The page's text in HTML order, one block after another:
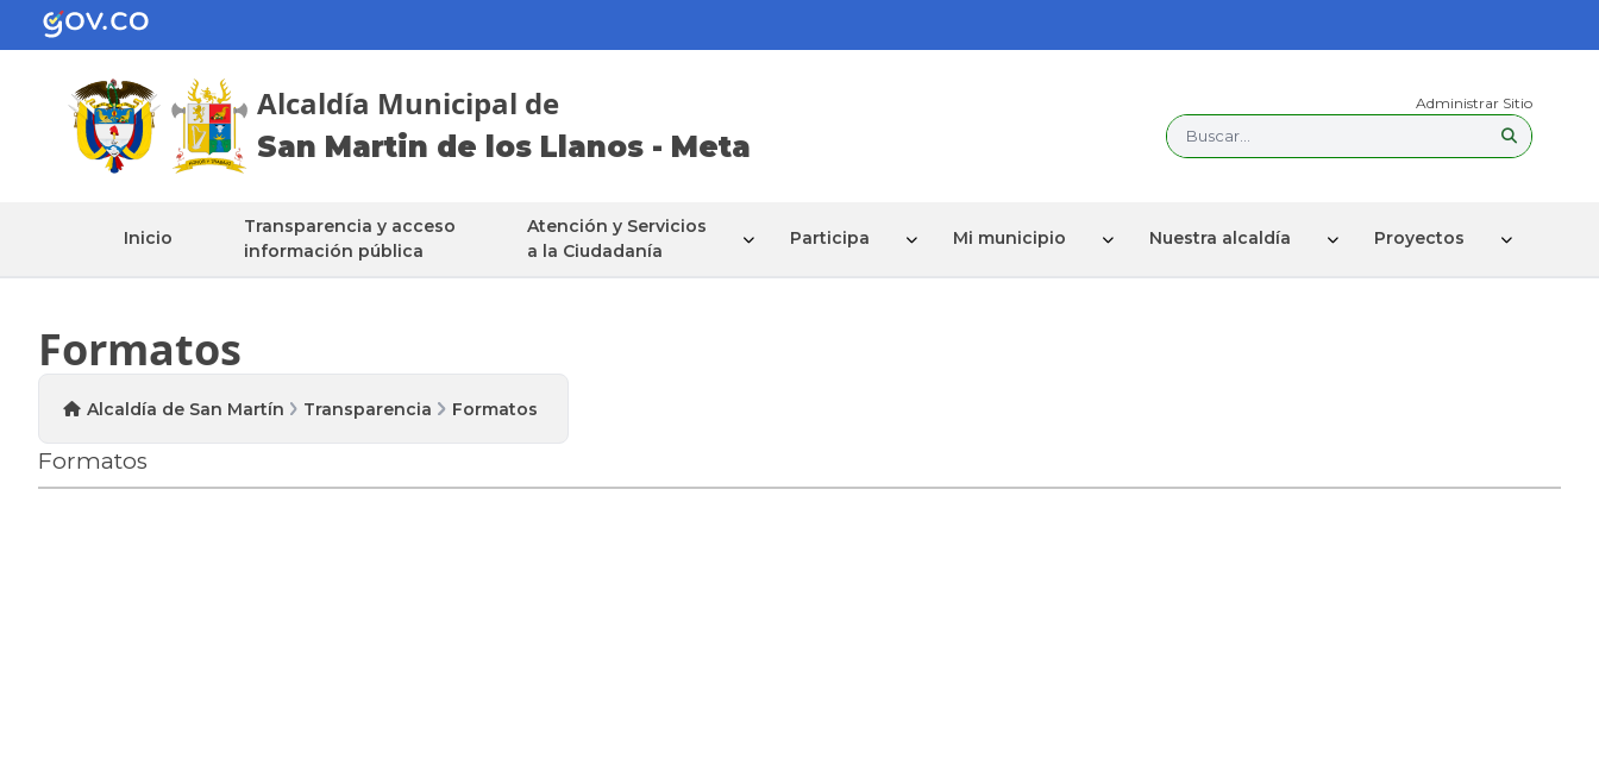
Alcaldía Municipal de
San Martin de los Llanos - Meta
Administrar Sitio
Buscar...
Inicio
Transparencia y acceso
información pública
Atención y Servicios
a la Ciudadanía
Participa Mi municipio Nuestra alcaldía Proyectos
Formatos
Alcaldía de San Martín Transparencia Formatos
Formatos